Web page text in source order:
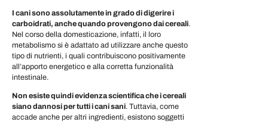
I cani sono assolutamente in grado di digerire i
carboidrati, anche quando provengono dai cereali.
Nel corso della domesticazione, infatti, il loro
metabolismo si è adattato ad utilizzare anche questo
tipo di nutrienti, i quali contribuiscono positivamente
all’apporto energetico e alla corretta funzionalità
intestinale.
Non esiste quindi evidenza scientifica che i cereali
siano dannosi per tutti i cani sani. Tuttavia, come
accade anche per altri ingredienti, esistono soggetti